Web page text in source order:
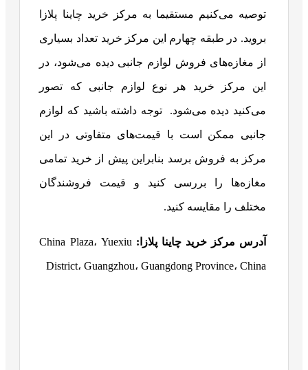
توصیه می‌کنیم مستقیما به مرکز خرید چاینا پلازا
بروید. در طبقه چهارم این مرکز خرید تعداد بسیاری
از مغازه‌های فروش لوازم جانبی دیده می‌شود، در
این مرکز خرید هر نوع لوازم جانبی که تصور
می‌کنید دیده می‌شود.توجه داشته باشید که لوازم
جانبی ممکن است با قیمت‌های متفاوتی در این
مرکز به فروش برسد بنابراین پیش از خرید تمامی
مغازه‌ها را بررسی کنید و قیمت فروشندگان
مختلف را مقایسه کنید.
آدرس مرکز خرید چاینا پلازا: China Plaza، Yuexiu
District، Guangzhou، Guangdong Province، China